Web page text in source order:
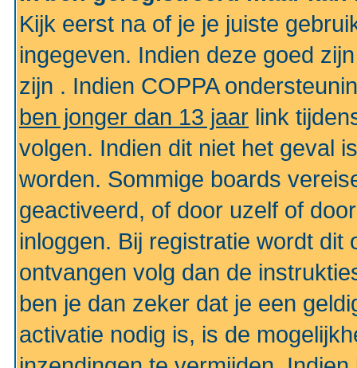
Kijk eerst na of je je juiste
ingegeven. Indien deze goed
zijn . Indien COPPA
ben jonger dan 13 jaar link
volgen. Indien dit niet het geval
worden. Sommige boards
geactiveerd, of door uzelf of
inloggen. Bij registratie wordt dit
ontvangen volg dan de
ben je dan zeker dat je een
activatie nodig is, is de